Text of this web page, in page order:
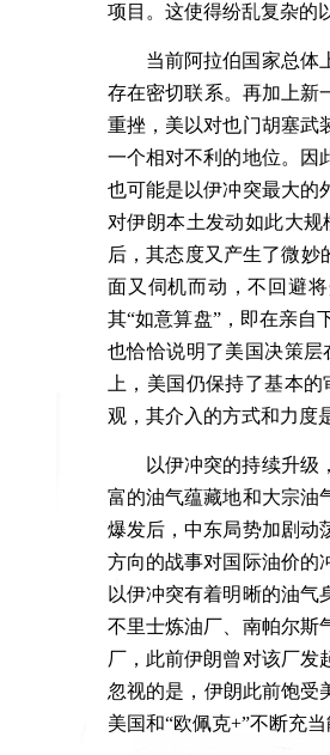
项目。这使得纷乱复杂的
当前阿拉伯国家总体
存在密切联系。再加上新
重挫，美以对也门胡塞武
一个相对不利的地位。因
也可能是以伊冲突最大的
对伊朗本土发动如此大
后，其态度又产生了微妙
面又伺机而动，不回避
其“如意算盘”，即在亲自
也恰恰说明了美国决策
上，美国仍保持了基本
观，其介入的方式和力度
以伊冲突的持续升级
富的油气蕴藏地和大宗油
爆发后，中东局势加剧动
方向的战事对国际油价的
以伊冲突有着明晰的油
不里士炼油厂、南帕尔斯
厂，此前伊朗曾对该厂发
忽视的是，伊朗此前饱受
美国和“欧佩克+”不断充